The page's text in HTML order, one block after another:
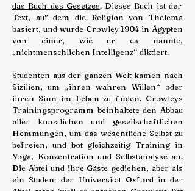
das Buch des Gesetzes. Dieses Buch ist der
Text, auf dem die Religion von Thelema
basiert, und wurde Crowley 1904 in Ägypten
von einer, wie er es nannte,
„nichtmenschlichen Intelligenz“ diktiert.
Studenten aus der ganzen Welt kamen nach
Sizilien, um „ihren wahren Willen“ oder
ihren Sinn im Leben zu finden. Crowleys
Trainingsprogramm beinhaltete den Abbau
aller künstlichen und gesellschaftlichen
Hemmungen, um das wesentliche Selbst zu
befreien, und bot gleichzeitig Training in
Yoga, Konzentration und Selbstanalyse an.
Die Abtei und ihre Gäste gediehen, aber als
ein Student der Universität Oxford in der